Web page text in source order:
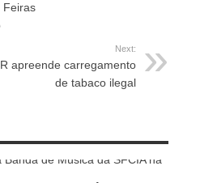
Feiras
Next:
apreende carregamento
de tabaco ilegal